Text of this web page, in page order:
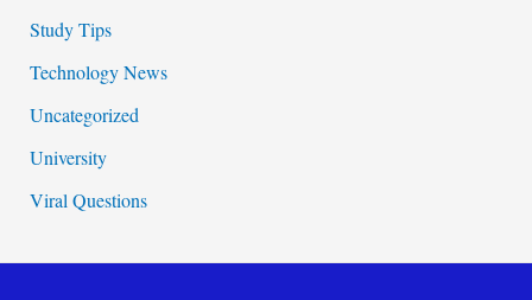
Study Tips
Technology News
Uncategorized
University
Viral Questions